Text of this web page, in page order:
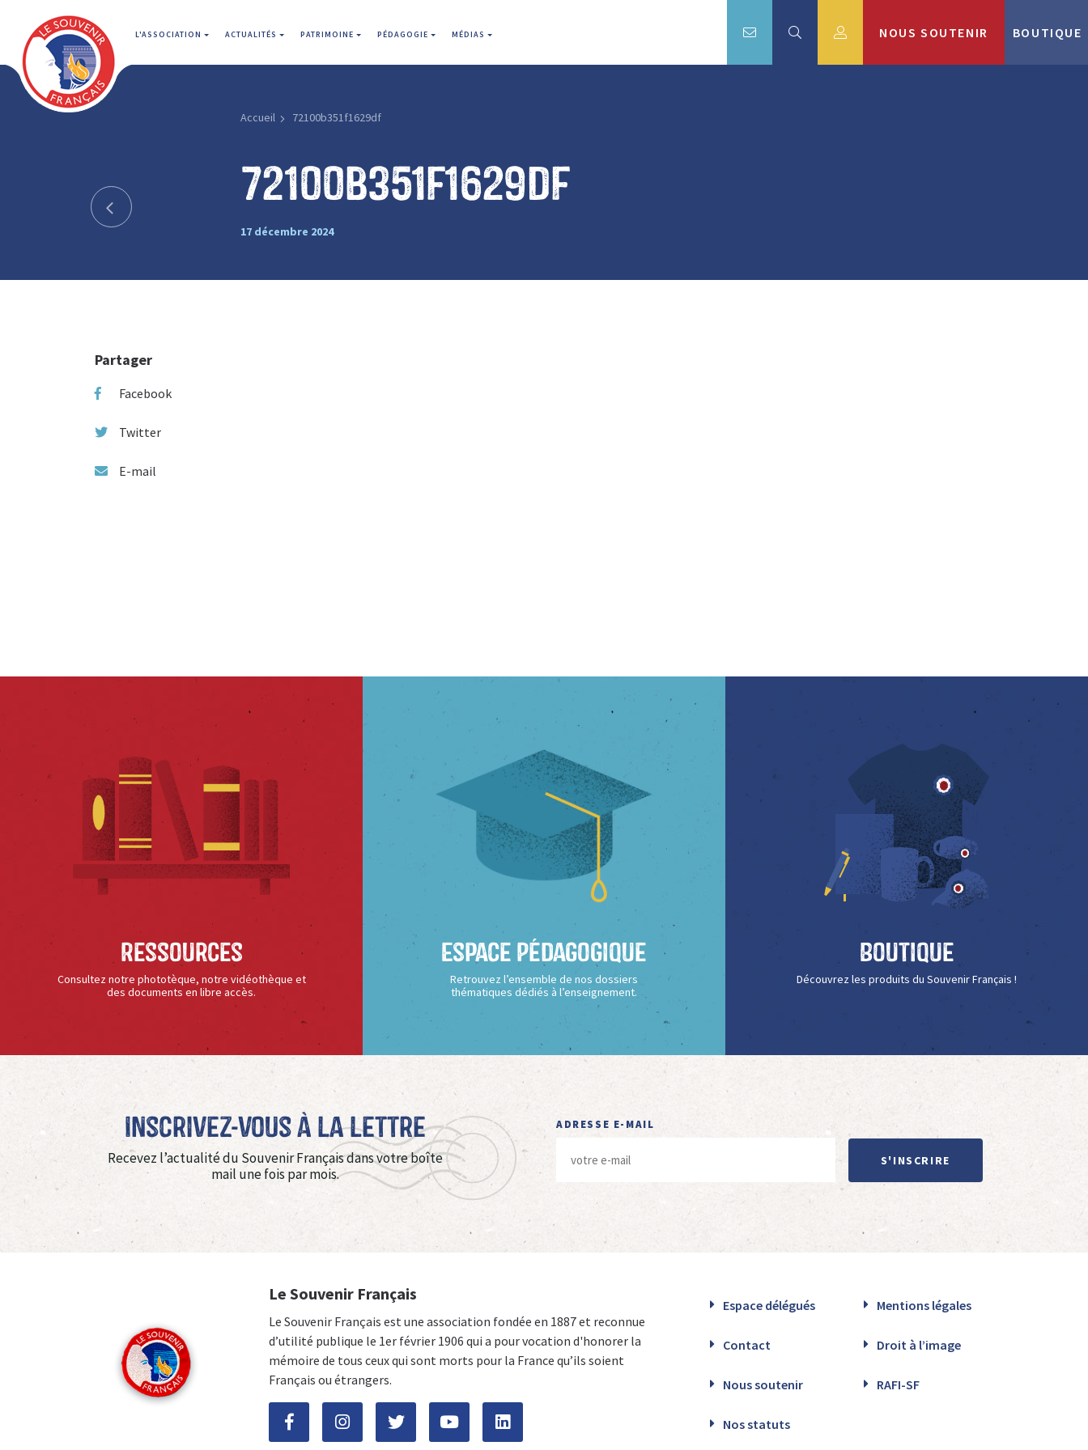
L'ASSOCIATION ACTUALITÉS PATRIMOINE PÉDAGOGIE MÉDIAS NOUS SOUTENIR BOUTIQUE
Accueil 72100b351f1629df
72100b351f1629df
17 décembre 2024
Partager
Facebook
Twitter
E-mail
Ressources
Consultez notre phototèque, notre vidéothèque et
des documents en libre accès.
Espace Pédagogique
Retrouvez l’ensemble de nos dossiers
thématiques dédiés à l’enseignement.
Boutique
Découvrez les produits du Souvenir Français !
Inscrivez-vous à La Lettre
Recevez l’actualité du Souvenir Français dans votre boîte
mail une fois par mois.
ADRESSE E-MAIL
S'INSCRIRE
Le Souvenir Français
Le Souvenir Français est une association fondée en 1887 et reconnue
d’utilité publique le 1er février 1906 qui a pour vocation d'honorer la
mémoire de tous ceux qui sont morts pour la France qu’ils soient
Français ou étrangers.
Espace délégués Mentions légales
Contact Droit à l’image
Nous soutenir RAFI-SF
Nos statuts